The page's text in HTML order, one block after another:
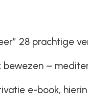
28 prachtige
bewezen –
e-book,